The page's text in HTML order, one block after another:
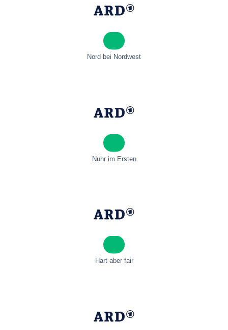
Nord bei Nordwest
Nuhr im Ersten
Hart aber fair